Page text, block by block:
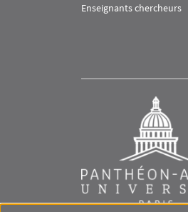
Enseignants chercheurs